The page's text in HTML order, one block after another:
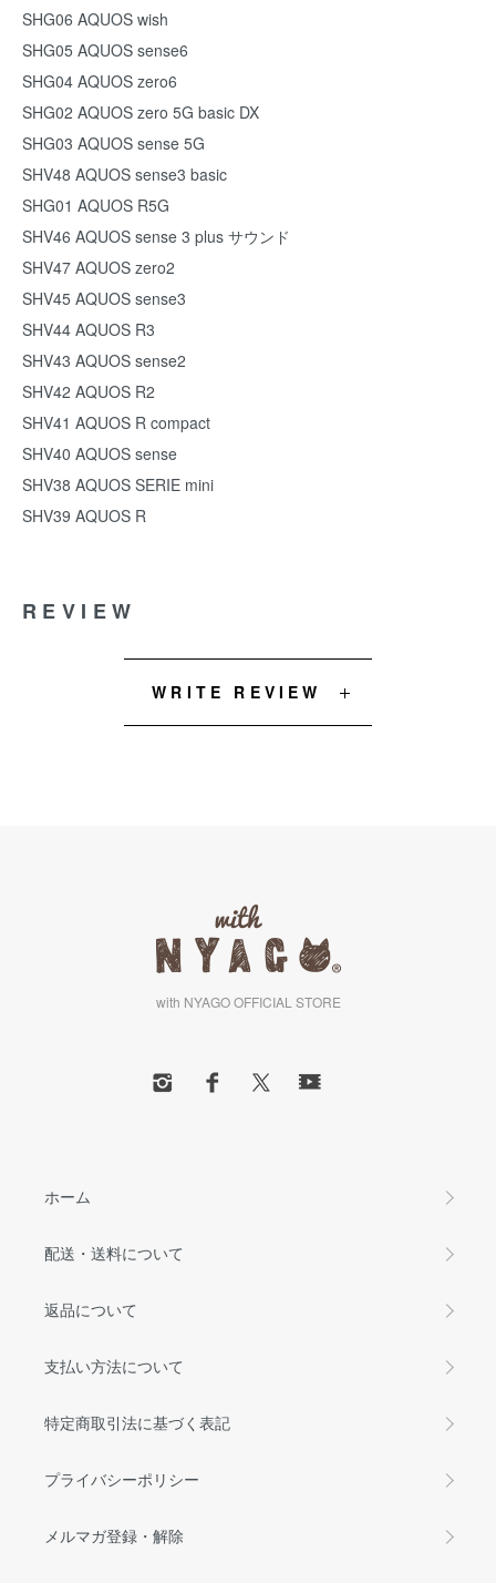
SHG06 AQUOS wish
SHG05 AQUOS sense6
SHG04 AQUOS zero6
SHG02 AQUOS zero 5G basic DX
SHG03 AQUOS sense 5G
SHV48 AQUOS sense3 basic
SHG01 AQUOS R5G
SHV46 AQUOS sense 3 plus サウンド
SHV47 AQUOS zero2
SHV45 AQUOS sense3
SHV44 AQUOS R3
SHV43 AQUOS sense2
SHV42 AQUOS R2
SHV41 AQUOS R compact
SHV40 AQUOS sense
SHV38 AQUOS SERIE mini
SHV39 AQUOS R
REVIEW
WRITE REVIEW
with NYAGO OFFICIAL STORE
ホーム
配送・送料について
返品について
支払い方法について
特定商取引法に基づく表記
プライバシーポリシー
メルマガ登録・解除